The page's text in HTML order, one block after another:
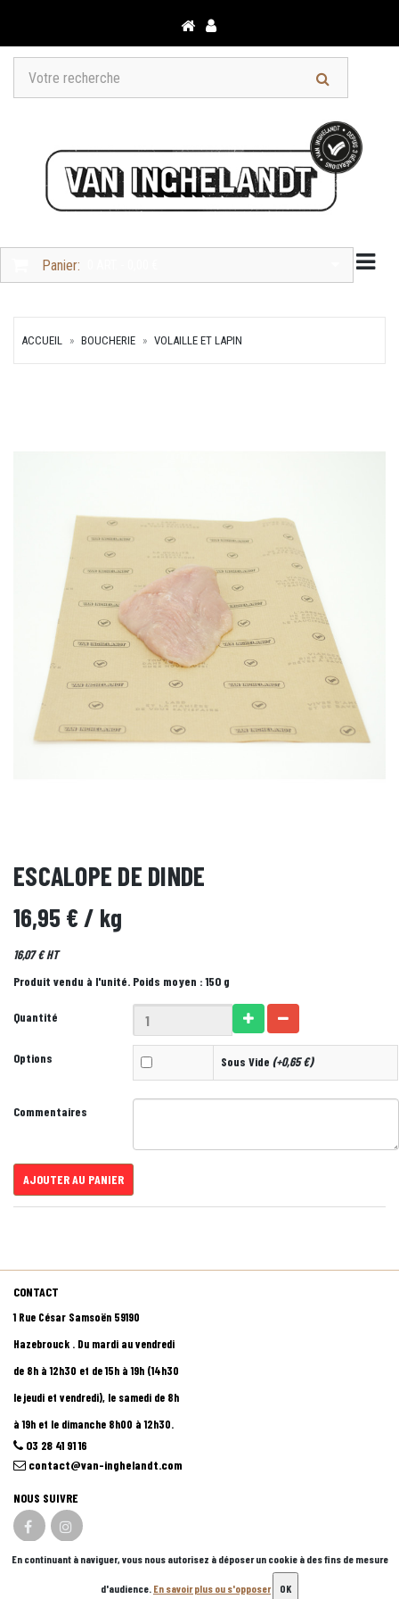
Panier:
ACCUEIL BOUCHERIE VOLAILLE ET LAPIN
ESCALOPE DE DINDE
16,95 €/ kg
16,07 € HT
Produit vendu à l'unité. Poids moyen : 150 g
Quantité
Options Sous Vide (+0,65 €)
Commentaires
AJOUTER AU PANIER
CONTACT
1 Rue César Samsoën 59190
Hazebrouck . Du mardi au vendredi
de 8h à 12h30 et de 15h à 19h (14h30
le jeudi et vendredi), le samedi de 8h
à 19h et le dimanche 8h00 à 12h30.
03 28 41 91 16
contact@van-inghelandt.com
NOUS SUIVRE
SaasFood - Logiciel de gestion de commande sur internet et en
En continuant à naviguer, vous nous autorisez à déposer un cookie à des fins de mesure
d'audience. En savoir plus ou s'opposer OK